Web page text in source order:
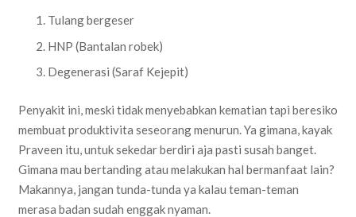
Tulang bergeser
HNP (Bantalan robek)
Degenerasi (Saraf Kejepit)
Penyakit ini, meski tidak menyebabkan kematian tapi beresiko
membuat produktivita seseorang menurun. Ya gimana, kayak
Praveen itu, untuk sekedar berdiri aja pasti susah banget.
Gimana mau bertanding atau melakukan hal bermanfaat lain?
Makannya, jangan tunda-tunda ya kalau teman-teman
merasa badan sudah enggak nyaman.